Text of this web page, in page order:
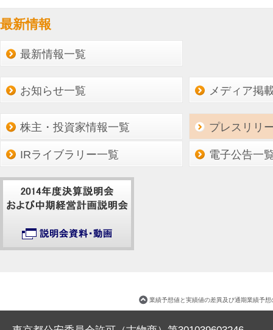
最新情報
最新情報一覧
お知らせ一覧 メディア掲
株主・投資家情報一覧 プレスリリ
IRライブラリー一覧 電子公告一
業績予想値と実績値の差異及び通期業績予